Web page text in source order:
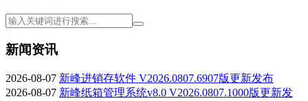
新闻资讯
2026-08-07 新峰进销存软件 V2026.0807.6907版更新发布
2026-08-07 新峰纸箱管理系统v8.0 V2026.0807.1000版更新发